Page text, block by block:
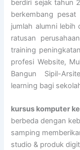
berdiri sejak tahun
berkembang
jumlah alumni lebih
ratusan
training
profesi Website,
Bangun Sipil-
learning bagi
kursus komputer
berbeda dengan
samping
studio & produk